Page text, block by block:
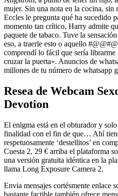
mujer. Sin una nota en la cocina, sin
Eccles le pregunta qué ha sucedido
momento tan crítico, Harry admite
paquete de tabaco. Tuve la
eso, a traerle esto o aquello
comprendí lo fácil que sería librarme
cruzar la puerta». Anuncios de
millones de tu número de whatsapp
Resea de Webcam
Devotion
El enigma está en el obturador y
finalidad con el fin de que… Ahí
respetuosamente ‘destellitos’ en
Cuesta 2, 29 € arriba el plataforma
una versión gratuita idéntica en la
llama Long Exposure Camera 2.
Envia mensajes cortésmente enlace
bastante factible también ofrece